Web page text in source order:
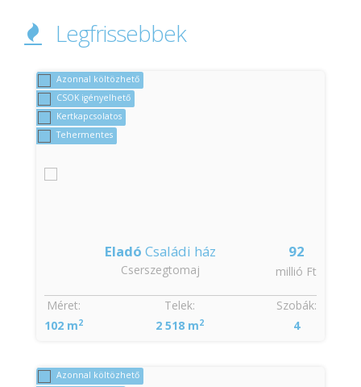
Legfrissebbek
Azonnal költözhető
CSOK igényelhető
Kertkapcsolatos
Tehermentes
92
millió Ft
Eladó Családi ház
Cserszegtomaj
Szobák:
4
Méret:
102 m2
Telek:
2 518 m2
Azonnal költözhető